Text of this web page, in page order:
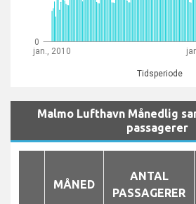
jan., 2010
Tidsperiode
0
Malmo Lufthavn Månedlig
passagerer
MÅNED
ANTAL
PASSAGERER